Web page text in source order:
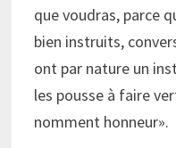
que voudras, parce
bien instruits,
ont par nature un
les pousse à faire
nomment honneur».